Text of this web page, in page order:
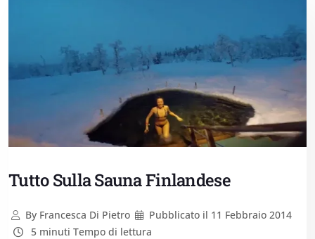
Tutto Sulla Sauna Finlandese
ByFrancesca Di Pietro Pubblicato il 11 Febbraio 2014
5 minuti Tempo di lettura